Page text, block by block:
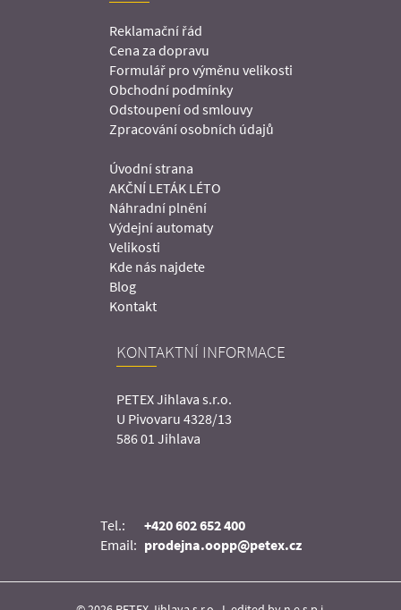
Reklamační řád
Cena za dopravu
Formulář pro výměnu velikosti
Obchodní podmínky
Odstoupení od smlouvy
Zpracování osobních údajů
Úvodní strana
AKČNÍ LETÁK LÉTO
Náhradní plnění
Výdejní automaty
Velikosti
Kde nás najdete
Blog
Kontakt
KONTAKTNÍ INFORMACE
PETEX Jihlava s.r.o.
U Pivovaru 4328/13
586 01 Jihlava
Tel.:
+420 602 652 400
Email: prodejna.oopp@petex.cz